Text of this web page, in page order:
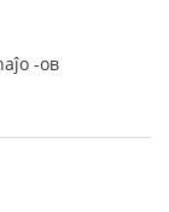
-ов